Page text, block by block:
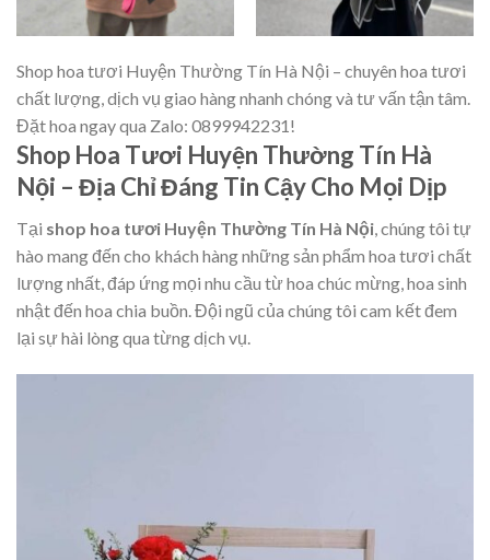
Shop hoa tươi Huyện Thường Tín Hà Nội – chuyên hoa tươi
chất lượng, dịch vụ giao hàng nhanh chóng và tư vấn tận tâm.
Đặt hoa ngay qua Zalo: 0899942231!
Shop Hoa Tươi Huyện Thường Tín Hà
Nội – Địa Chỉ Đáng Tin Cậy Cho Mọi Dịp
Tại shop hoa tươi Huyện Thường Tín Hà Nội, chúng tôi tự
hào mang đến cho khách hàng những sản phẩm hoa tươi chất
lượng nhất, đáp ứng mọi nhu cầu từ hoa chúc mừng, hoa sinh
nhật đến hoa chia buồn. Đội ngũ của chúng tôi cam kết đem
lại sự hài lòng qua từng dịch vụ.